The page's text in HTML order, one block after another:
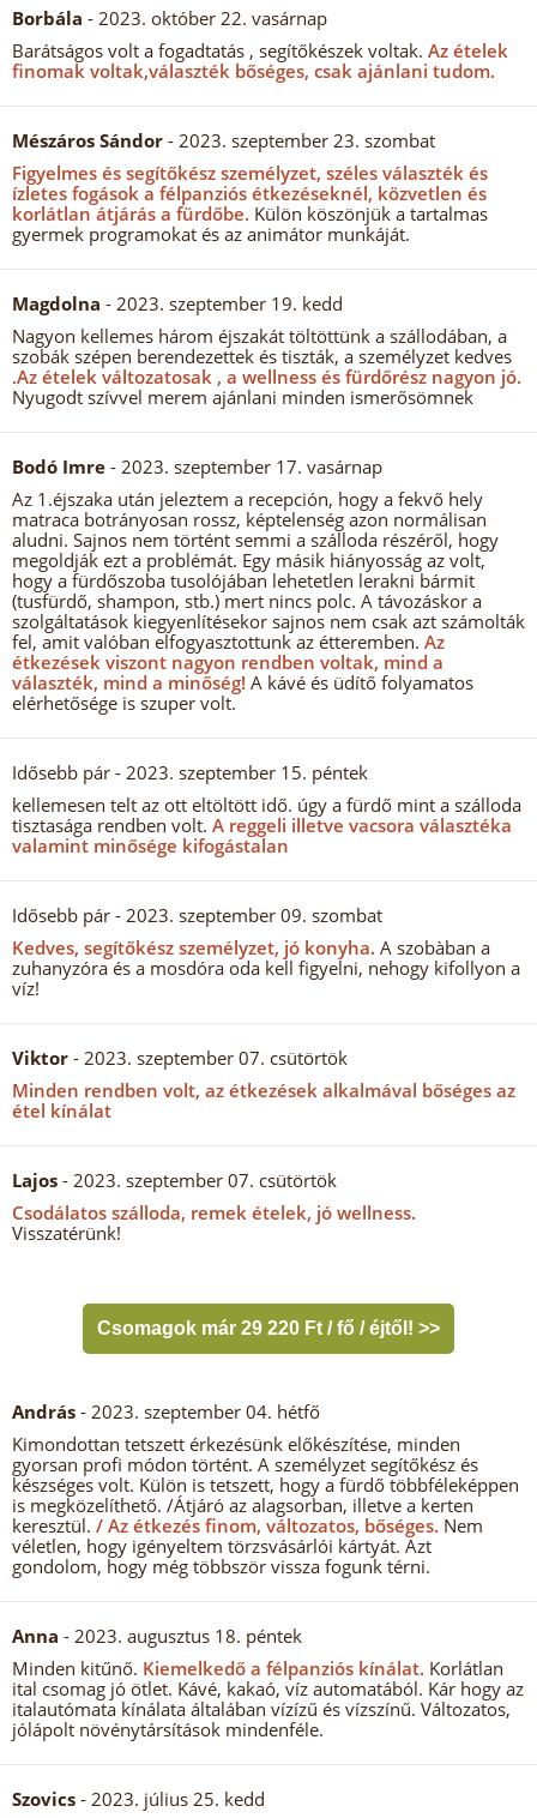
Borbála - 2023. október 22. vasárnap
Barátságos volt a fogadtatás , segítőkészek voltak. Az ételek
finomak voltak,választék bőséges, csak ajánlani tudom.
Mészáros Sándor - 2023. szeptember 23. szombat
Figyelmes és segítőkész személyzet, széles választék és
ízletes fogások a félpanziós étkezéseknél, közvetlen és
korlátlan átjárás a fürdőbe. Külön köszönjük a tartalmas
gyermek programokat és az animátor munkáját.
Magdolna - 2023. szeptember 19. kedd
Nagyon kellemes három éjszakát töltöttünk a szállodában, a
szobák szépen berendezettek és tiszták, a személyzet kedves
.Az ételek változatosak , a wellness és fürdőrész nagyon jó.
Nyugodt szívvel merem ajánlani minden ismerősömnek
Bodó Imre - 2023. szeptember 17. vasárnap
Az 1.éjszaka után jeleztem a recepción, hogy a fekvő hely
matraca botrányosan rossz, képtelenség azon normálisan
aludni. Sajnos nem történt semmi a szálloda részéről, hogy
megoldják ezt a problémát. Egy másik hiányosság az volt,
hogy a fürdőszoba tusolójában lehetetlen lerakni bármit
(tusfürdő, shampon, stb.) mert nincs polc. A távozáskor a
szolgáltatások kiegyenlítésekor sajnos nem csak azt számolták
fel, amit valóban elfogyasztottunk az étteremben. Az
étkezések viszont nagyon rendben voltak, mind a
választék, mind a minőség! A kávé és üdítő folyamatos
elérhetősége is szuper volt.
Idősebb pár - 2023. szeptember 15. péntek
kellemesen telt az ott eltöltött idő. úgy a fürdő mint a szálloda
tisztasága rendben volt. A reggeli illetve vacsora választéka
valamint minősége kifogástalan
Idősebb pár - 2023. szeptember 09. szombat
Kedves, segítőkész személyzet, jó konyha. A szobàban a
zuhanyzóra és a mosdóra oda kell figyelni, nehogy kifollyon a
víz!
Viktor - 2023. szeptember 07. csütörtök
Minden rendben volt, az étkezések alkalmával bőséges az
étel kínálat
Lajos - 2023. szeptember 07. csütörtök
Csodálatos szálloda, remek ételek, jó wellness.
Visszatérünk!
Csomagok már 29 220 Ft / fő / éjtől! >>
András - 2023. szeptember 04. hétfő
Kimondottan tetszett érkezésünk előkészítése, minden
gyorsan profi módon történt. A személyzet segítőkész és
készséges volt. Külön is tetszett, hogy a fürdő többféleképpen
is megközelíthető. /Átjáró az alagsorban, illetve a kerten
keresztül. / Az étkezés finom, változatos, bőséges. Nem
véletlen, hogy igényeltem törzsvásárlói kártyát. Azt
gondolom, hogy még többször vissza fogunk térni.
Anna - 2023. augusztus 18. péntek
Minden kitűnő. Kiemelkedő a félpanziós kínálat. Korlátlan
ital csomag jó ötlet. Kávé, kakaó, víz automatából. Kár hogy az
italautómata kínálata általában vízízű és vízszínű. Változatos,
jólápolt növénytársítások mindenféle.
Szovics - 2023. július 25. kedd